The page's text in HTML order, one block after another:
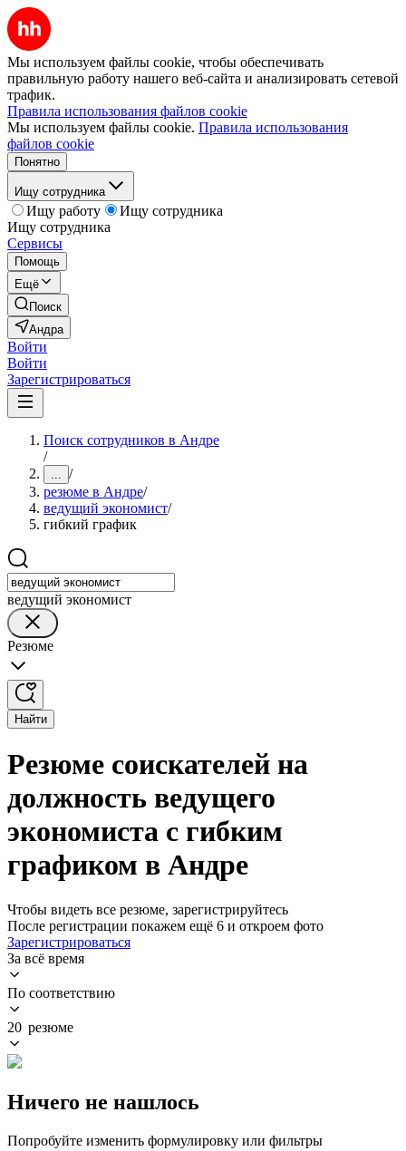
Мы используем файлы cookie, чтобы обеспечивать
правильную работу нашего веб-сайта и анализировать сетевой
трафик.
Правила использования файлов cookie
Мы используем файлы cookie. Правила использования
файлов cookie
Понятно
Ищу сотрудника
Ищу работу
Ищу сотрудника
Ищу сотрудника
Сервисы
Помощь
Ещё
Поиск
Андра
Войти
Войти
Зарегистрироваться
Поиск сотрудников в Андре
/
... /
резюме в Андре/
ведущий экономист/
гибкий график
ведущий экономист
Резюме
Найти
Резюме соискателей на
должность ведущего
экономиста с гибким
графиком в Андре
Чтобы видеть все резюме, зарегистрируйтесь
После регистрации покажем ещё 6 и откроем фото
Зарегистрироваться
За всё время
По соответствию
20 резюме
Ничего не нашлось
Попробуйте изменить формулировку или фильтры